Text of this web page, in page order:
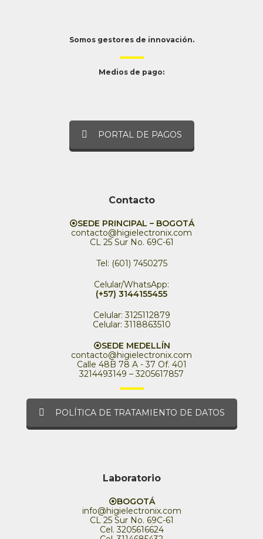
Somos gestores de innovación.
Medios de pago:
PORTAL DE PAGOS
Contacto
⦿SEDE PRINCIPAL – BOGOTÁ
contacto@higielectronix.com
CL 25 Sur No. 69C-61
Tel: (601) 7450275
Celular/WhatsApp:
(+57) 3144155455
Celular: 3125112879
Celular: 3118863510
⦿SEDE MEDELLÍN
contacto@higielectronix.com
Calle 48B 78 A - 37 Of. 401
3214493149 – 3205617857
POLÍTICA DE TRATAMIENTO DE DATOS
Laboratorio
⦿BOGOTÁ
info@higielectronix.com
CL 25 Sur No. 69C-61
Cel. 3205616624